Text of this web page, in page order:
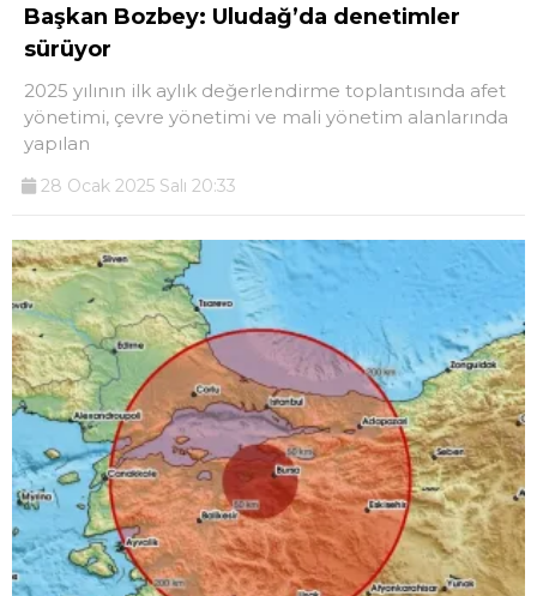
Başkan Bozbey: Uludağ’da denetimler
sürüyor
2025 yılının ilk aylık değerlendirme toplantısında afet
yönetimi, çevre yönetimi ve mali yönetim alanlarında
yapılan
28 Ocak 2025 Salı 20:33